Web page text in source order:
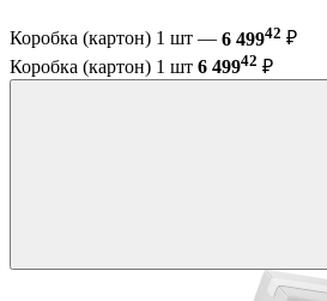
Коробка (картон) 1 шт — 6 49942 ₽
Коробка (картон) 1 шт 6 49942 ₽